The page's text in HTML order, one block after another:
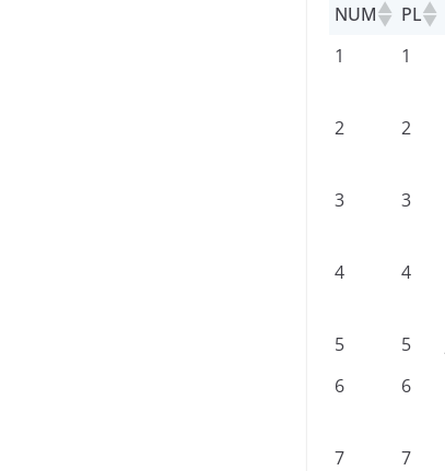
NUM PL
1
1
2 2
3 3
4 4
5 5
6
6
7 7